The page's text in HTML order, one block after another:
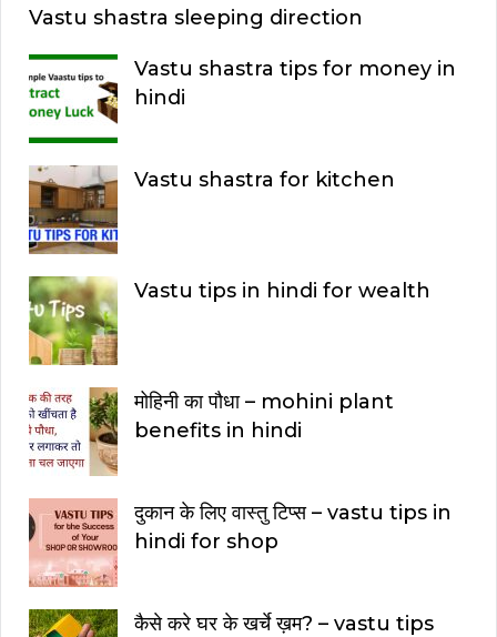
Vastu shastra sleeping direction
Vastu shastra tips for money in
hindi
Vastu shastra for kitchen
Vastu tips in hindi for wealth
मोहिनी का पौधा – mohini plant
benefits in hindi
दुकान के लिए वास्तु टिप्स – vastu tips in
hindi for shop
कैसे करे घर के खर्चे ख़म? – vastu tips